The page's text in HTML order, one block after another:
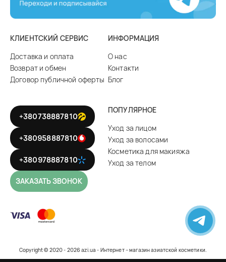
КЛИЕНТСКИЙ СЕРВИС
Доставка и оплата
Возврат и обмен
Договор публичной оферты
ИНФОРМАЦИЯ
О нас
Контакти
Блог
+380738887810
+380958887810
+380978887810
ЗАКАЗАТЬ ЗВОНОК
ПОПУЛЯРНОЕ
Уход за лицом
Уход за волосами
Косметика для макияжа
Уход за телом
Copyright © 2020 - 2026 azi.ua - Интернет – магазин азиатской косметики.